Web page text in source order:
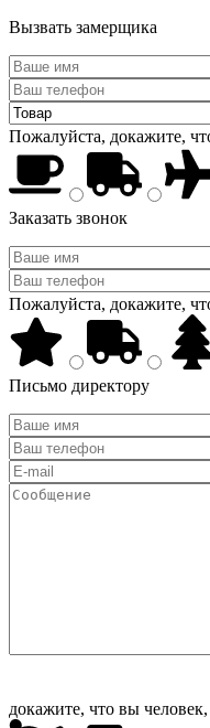
Вызвать замерщика
Пожалуйста, докажите,
Заказать звонок
Пожалуйста, докажите,
Письмо директору
докажите, что вы